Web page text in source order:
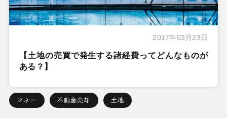
2017年03月23日
【土地の売買で発生する諸経費ってどんなものが
ある？】
マネー 不動産売却 土地